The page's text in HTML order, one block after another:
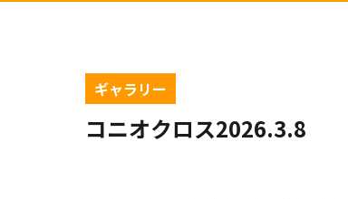
ギャラリー
コニオクロス2026.3.8